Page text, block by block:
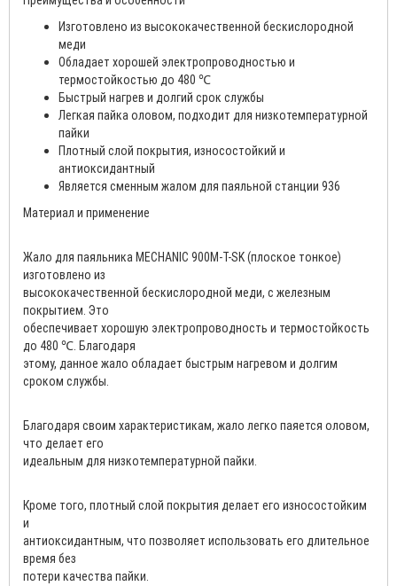
Изготовлено из высококачественной бескислородной
меди
Обладает хорошей электропроводностью и
термостойкостью до 480 ℃
Быстрый нагрев и долгий срок службы
Легкая пайка оловом, подходит для низкотемпературной
пайки
Плотный слой покрытия, износостойкий и
антиоксидантный
Является сменным жалом для паяльной станции 936
Материал и применение
Жало для паяльника MECHANIC 900M-T-SK (плоское тонкое)
изготовлено из
высококачественной бескислородной меди, с железным
покрытием. Это
обеспечивает хорошую электропроводность и термостойкость
до 480 ℃. Благодаря
этому, данное жало обладает быстрым нагревом и долгим
сроком службы.
Благодаря своим характеристикам, жало легко паяется оловом,
что делает его
идеальным для низкотемпературной пайки.
Кроме того, плотный слой покрытия делает его износостойким
и
антиоксидантным, что позволяет использовать его длительное
время без
потери качества пайки.